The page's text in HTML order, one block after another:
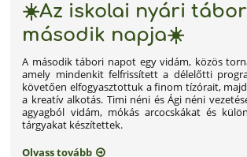
☀️Az iskolai nyári tábor
második napja☀️
A második tábori napot egy vidám, közös
amely mindenkit felfrissített a délelőtti
követően elfogyasztottuk a finom tízórait,
a kreatív alkotás. Timi néni és Ági néni
agyagból vidám, mókás arcocskákat és
tárgyakat készítettek.
Olvass tovább